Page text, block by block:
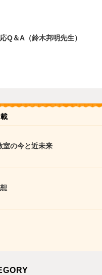
Q＆A（鈴木邦明先生）
室の今と近未来